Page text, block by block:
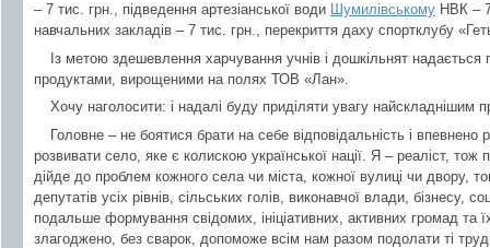
– 7 тис. грн., підведення артезіанської води Шумилівському НВК –
навчальних закладів – 7 тис. грн., перекриття даху спортклубу
Із метою здешевлення харчування учнів і дошкільнят
продуктами, вирощеними на полях ТОВ «Лан».
Хочу наголосити: і надалі буду приділяти увагу найскладнішим
Головне – не боятися брати на себе відповідальність і
розвивати село, яке є колискою української нації. Я – реаліст,
дійде до проблем кожного села чи міста, кожної вулиці чи двору,
депутатів усіх рівнів, сільських голів, виконавчої влади, бізнесу,
подальше формування свідомих, ініціативних, активних громад та
злагоджено, без сварок, допоможе всім нам разом подолати ті